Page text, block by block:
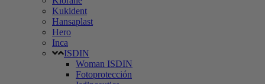
Kukident
Hansaplast
Hero
Inca
ISDIN
Woman ISDIN
Fotoprotección